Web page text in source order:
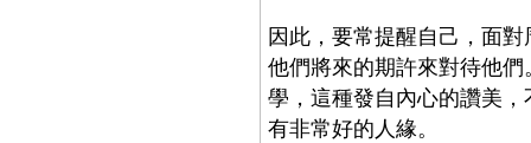
因此，要常提醒自己，面
他們將來的期許來對待他
學，這種發自內心的讚美
有非常好的人緣。